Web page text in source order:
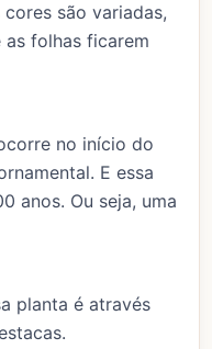
são variadas,
as folhas ficarem
no início do
E essa
anos. Ou seja, uma
planta é através